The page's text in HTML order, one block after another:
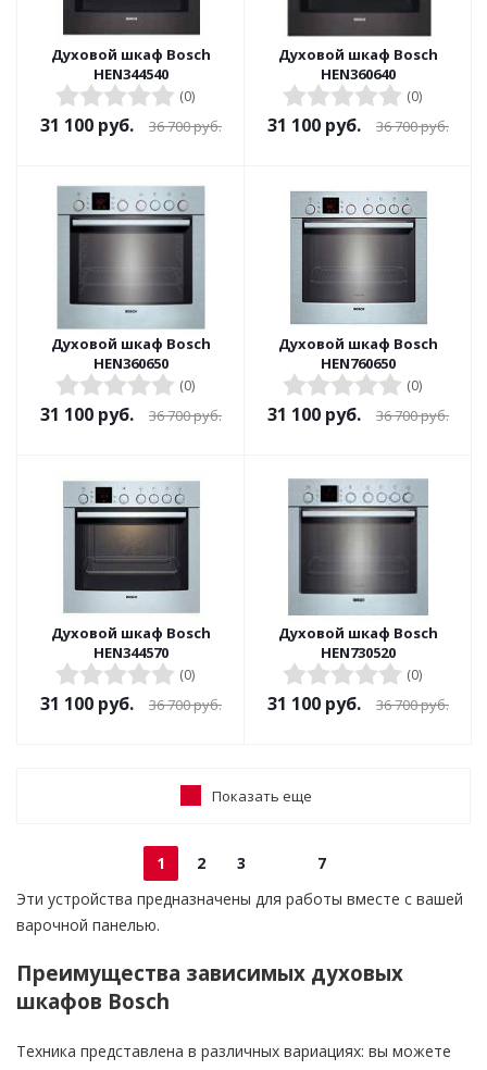
Духовой шкаф Bosch
HEN344540
(0)
31 100 руб. 36 700руб.
Духовой шкаф Bosch
HEN360640
(0)
31 100 руб. 36 700руб.
Духовой шкаф Bosch
HEN360650
(0)
31 100 руб. 36 700руб.
Духовой шкаф Bosch
HEN760650
(0)
31 100 руб. 36 700руб.
Духовой шкаф Bosch
HEN344570
(0)
31 100 руб. 36 700руб.
Духовой шкаф Bosch
HEN730520
(0)
31 100 руб. 36 700руб.
Показать еще
1 2 3
7
Эти устройства предназначены для работы вместе с вашей
варочной панелью.
Преимущества зависимых духовых
шкафов Bosch
Техника представлена в различных вариациях: вы можете